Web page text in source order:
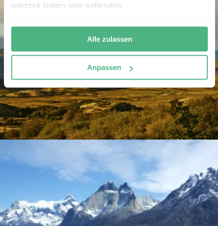
jederzeit ändern oder widerrufen.
Alle zulassen
Anpassen